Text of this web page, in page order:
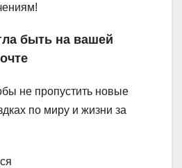
быть на вашей
не пропустить новые
по миру и жизни за